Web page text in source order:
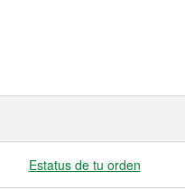
Estatus de tu orden